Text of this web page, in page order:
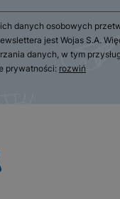
danych osobowych
jest Wojas S.A.
danych, w tym
prywatności: rozwiń